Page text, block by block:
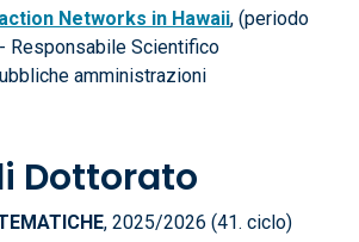
Networks in Hawaii, (periodo
Responsabile Scientifico
amministrazioni
Dottorato
, 2025/2026 (41. ciclo)